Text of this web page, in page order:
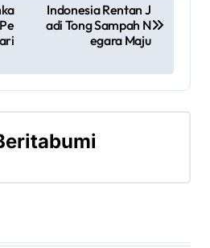
Indonesia Rentan J
adi Tong Sampah N
egara Maju